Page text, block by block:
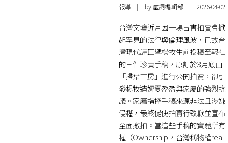
報導| by 虛詞編輯部 | 2026-04-02
台灣文壇近月因一場古書拍賣會掀
起罕見的法律與倫理風波，已故台
灣現代詩巨擘楊牧生前投稿至報社
的三件珍貴手稿，原訂於3月底由
「掃葉工房」進行公開拍賣，卻引
發楊牧遺孀夏盈盈與家屬的強烈抗
議。家屬指控手稿來源非法且涉嫌
侵權，最終促使拍賣行致歉並宣布
全面撤拍。當這些手稿的實體所有
權（Ownership，台灣稱物權real